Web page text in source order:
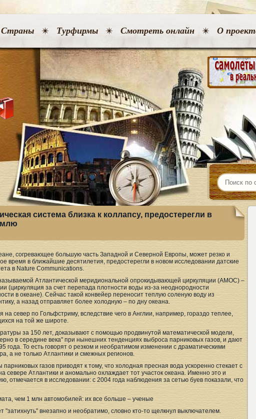
Страны Турфирмы Смотреть онлайн О
система близка к коллапсу, предостерегли в
согревающее большую часть Западной и Северной Европы, может резко и
время в ближайшие десятилетия, предостерегли в новом исследовании датские
в Nature Communications.
Атлантической меридиональной опрокидывающей циркуляции (AMOC) –
(циркуляция за счет перепада плотности воды из-за неоднородности
в океане). Сейчас такой конвейер переносит теплую соленую воду из
а назад отправляет более холодную – по дну океана.
север по Гольфстриму, вследствие чего в Англии, например, гораздо теплее,
на той же широте.
за 150 лет, доказывают с помощью продвинутой математической модели,
в середине века" при нынешних тенденциях выброса парниковых газов, и дают
года. То есть говорят о резком и необратимом изменении с драматическими
а не только Атлантики и смежных регионов.
газов приводят к тому, что холодная пресная вода ускоренно стекает с
Атлантики и аномально охлаждает тот участок океана. Именно это и
отмечается в исследовании: с 2004 года наблюдения за сетью буев показали, что
чем 1 млн автомобилей: их все больше – ученые
внезапно и необратимо, словно кто-то щелкнул выключателем.